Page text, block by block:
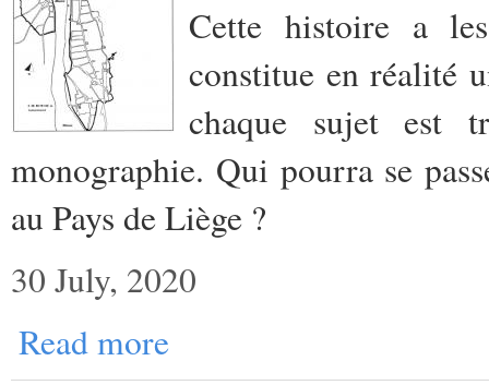
Cette histoire a
constitue en réalité
chaque sujet est
monographie. Qui pourra se
au Pays de Liège ?
30 July, 2020
Read more